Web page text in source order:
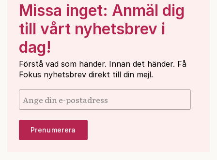
Missa inget: Anmäl dig
till vårt nyhetsbrev i
dag!
Förstå vad som händer. Innan det händer. Få
Fokus nyhetsbrev direkt till din mejl.